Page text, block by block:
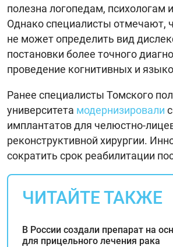
полезна логопедам, психологам
Однако специалисты отмечают,
не может определить вид
постановки более точного
проведение когнитивных и
Ранее специалисты Томского
университета модернизировали
имплантатов для челюстно-
реконструктивной хирургии.
сократить срок реабилитации
ЧИТАЙТЕ ТАКЖЕ
В России создали препарат на
для прицельного лечения рака